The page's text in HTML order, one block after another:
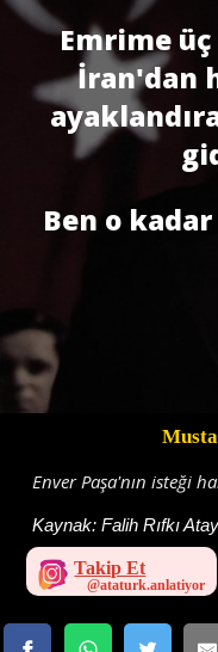
Emrime
İran'dan
Ben o
Enver Paşa'nın isteği
Kaynak:Falih Rıfkı
Takip Et